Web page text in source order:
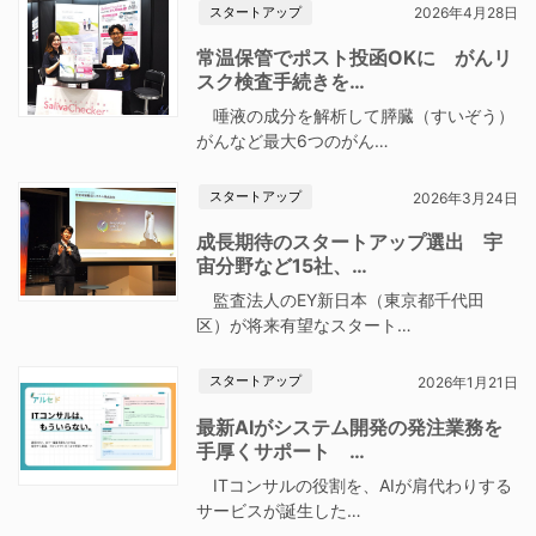
スタートアップ 2026年4月28日
常温保管でポスト投函OKに がんリ
スク検査手続きを…
唾液の成分を解析して膵臓（すいぞう）
がんなど最大6つのがん…
スタートアップ 2026年3月24日
成長期待のスタートアップ選出 宇
宙分野など15社、…
監査法人のEY新日本（東京都千代田
区）が将来有望なスタート…
スタートアップ 2026年1月21日
最新AIがシステム開発の発注業務を
手厚くサポート …
ITコンサルの役割を、AIが肩代わりする
サービスが誕生した…